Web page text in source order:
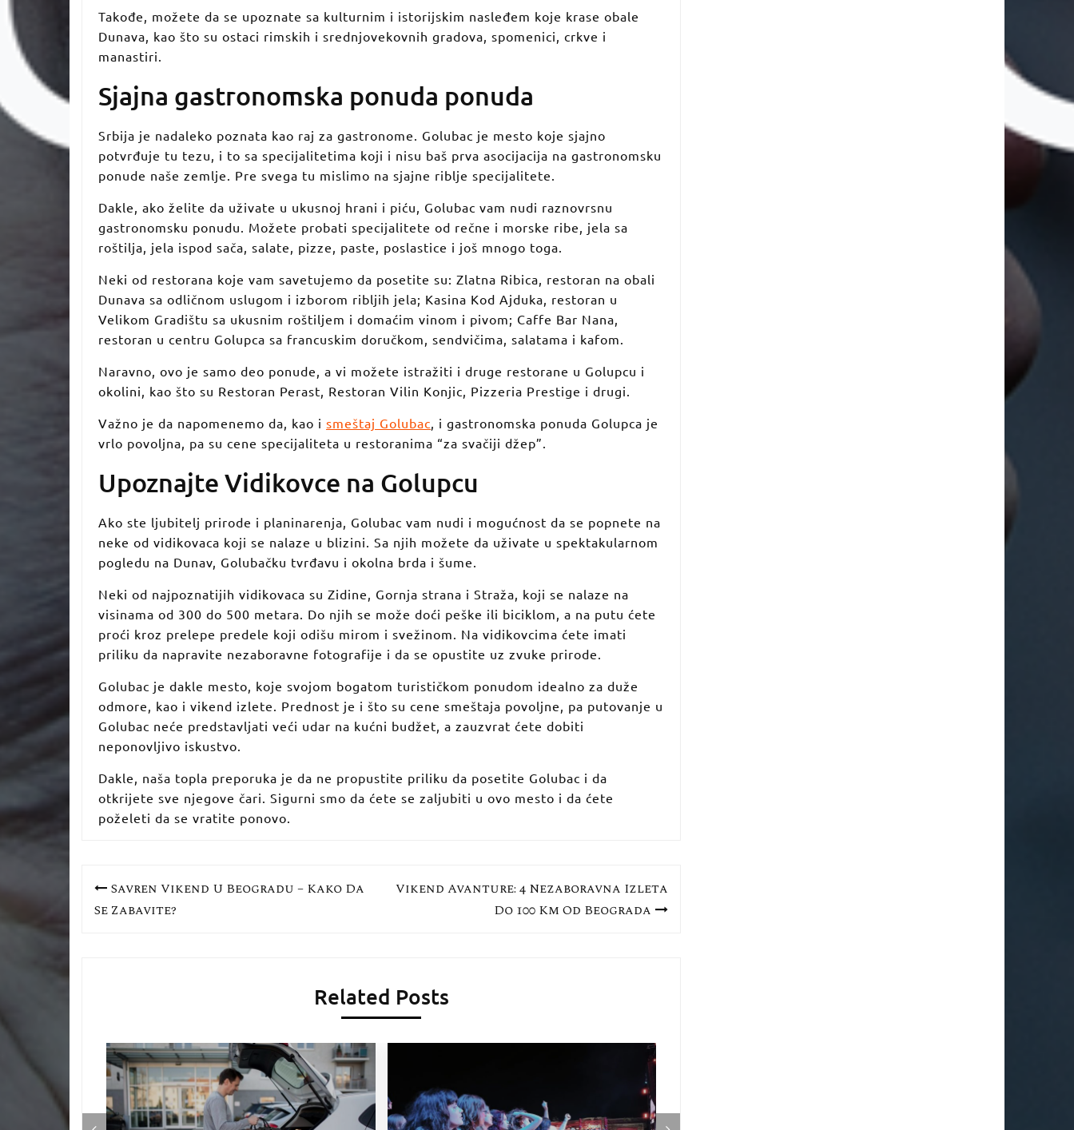
Takođe, možete da se upoznate sa kulturnim i istorijskim nasleđem koje krase obale
Dunava, kao što su ostaci rimskih i srednjovekovnih gradova, spomenici, crkve i
manastiri.
Sjajna gastronomska ponuda ponuda
Srbija je nadaleko poznata kao raj za gastronome. Golubac je mesto koje sjajno
potvrđuje tu tezu, i to sa specijalitetima koji i nisu baš prva asocijacija na gastronomsku
ponude naše zemlje. Pre svega tu mislimo na sjajne riblje specijalitete.
Dakle, ako želite da uživate u ukusnoj hrani i piću, Golubac vam nudi raznovrsnu
gastronomsku ponudu. Možete probati specijalitete od rečne i morske ribe, jela sa
roštilja, jela ispod sača, salate, pizze, paste, poslastice i još mnogo toga.
Neki od restorana koje vam savetujemo da posetite su: Zlatna Ribica, restoran na obali
Dunava sa odličnom uslugom i izborom ribljih jela; Kasina Kod Ajduka, restoran u
Velikom Gradištu sa ukusnim roštiljem i domaćim vinom i pivom; Caffe Bar Nana,
restoran u centru Golupca sa francuskim doručkom, sendvičima, salatama i kafom.
Naravno, ovo je samo deo ponude, a vi možete istražiti i druge restorane u Golupcu i
okolini, kao što su Restoran Perast, Restoran Vilin Konjic, Pizzeria Prestige i drugi.
Važno je da napomenemo da, kao i smeštaj Golubac , i gastronomska ponuda Golupca je
vrlo povoljna, pa su cene specijaliteta u restoranima “za svačiji džep”.
Upoznajte Vidikovce na Golupcu
Ako ste ljubitelj prirode i planinarenja, Golubac vam nudi i mogućnost da se popnete na
neke od vidikovaca koji se nalaze u blizini. Sa njih možete da uživate u spektakularnom
pogledu na Dunav, Golubačku tvrđavu i okolna brda i šume.
Neki od najpoznatijih vidikovaca su Zidine, Gornja strana i Straža, koji se nalaze na
visinama od 300 do 500 metara. Do njih se može doći peške ili biciklom, a na putu ćete
proći kroz prelepe predele koji odišu mirom i svežinom. Na vidikovcima ćete imati
priliku da napravite nezaboravne fotografije i da se opustite uz zvuke prirode.
Golubac je dakle mesto, koje svojom bogatom turističkom ponudom idealno za duže
odmore, kao i vikend izlete. Prednost je i što su cene smeštaja povoljne, pa putovanje u
Golubac neće predstavljati veći udar na kućni budžet, a zauzvrat ćete dobiti
neponovljivo iskustvo.
Dakle, naša topla preporuka je da ne propustite priliku da posetite Golubac i da
otkrijete sve njegove čari. Sigurni smo da ćete se zaljubiti u ovo mesto i da ćete
poželeti da se vratite ponovo.
Кретање
чланка
Savršen Vikend U Beogradu – Kako Da
Se Zabavite?
Vikend Avanture: 4 Nezaboravna Izleta
Do 100 Km Od Beograda
Related Posts